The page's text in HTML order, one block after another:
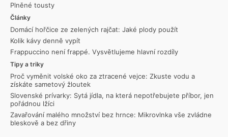
Plněné tousty
Články
Domácí hořčice ze zelených rajčat: Jaké plody použít
Kolik kávy denně vypít
Frappuccino není frappé. Vysvětlujeme hlavní rozdíly
Tipy a triky
Proč vyměnit volské oko za ztracené vejce: Zkuste vodu a
získáte sametový žloutek
Slovenské prívarky: Sytá jídla, na která nepotřebujete příbor, jen
pořádnou lžíci
Zavařování malého množství bez hrnce: Mikrovlnka vše zvládne
bleskově a bez dřiny